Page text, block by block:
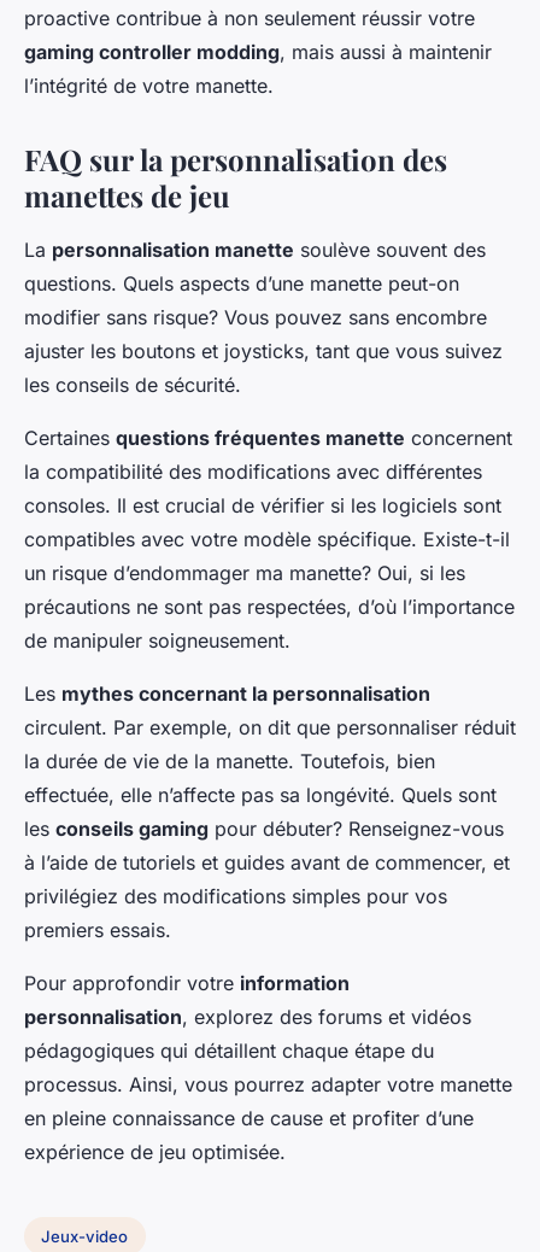
proactive contribue à non seulement réussir votre
gaming controller modding, mais aussi à maintenir
l’intégrité de votre manette.
FAQ sur la personnalisation des
manettes de jeu
La personnalisation manette soulève souvent des
questions. Quels aspects d’une manette peut-on
modifier sans risque? Vous pouvez sans encombre
ajuster les boutons et joysticks, tant que vous suivez
les conseils de sécurité.
Certaines questions fréquentes manette concernent
la compatibilité des modifications avec différentes
consoles. Il est crucial de vérifier si les logiciels sont
compatibles avec votre modèle spécifique. Existe-t-il
un risque d’endommager ma manette? Oui, si les
précautions ne sont pas respectées, d’où l’importance
de manipuler soigneusement.
Les mythes concernant la personnalisation
circulent. Par exemple, on dit que personnaliser réduit
la durée de vie de la manette. Toutefois, bien
effectuée, elle n’affecte pas sa longévité. Quels sont
les conseils gaming pour débuter? Renseignez-vous
à l’aide de tutoriels et guides avant de commencer, et
privilégiez des modifications simples pour vos
premiers essais.
Pour approfondir votre information
personnalisation, explorez des forums et vidéos
pédagogiques qui détaillent chaque étape du
processus. Ainsi, vous pourrez adapter votre manette
en pleine connaissance de cause et profiter d’une
expérience de jeu optimisée.
Jeux-video